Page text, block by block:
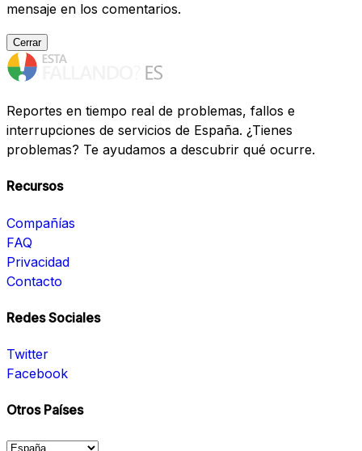
mensaje en los comentarios.
Cerrar
Reportes en tiempo real de problemas, fallos e
interrupciones de servicios de España. ¿Tienes
problemas? Te ayudamos a descubrir qué ocurre.
Recursos
Compañías
FAQ
Privacidad
Contacto
Redes Sociales
Twitter
Facebook
Otros Países